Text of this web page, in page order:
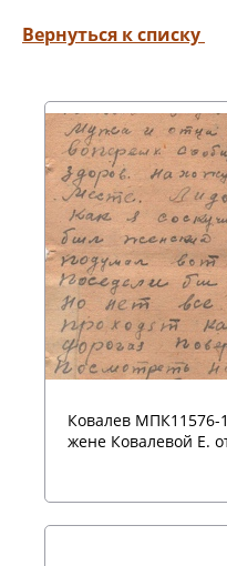
Вернуться к списку
Ковалев МПК11576-
жене Ковалевой Е.